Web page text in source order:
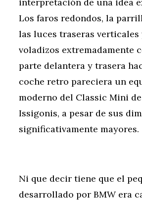
interpretación de una idea
Los faros redondos, la
las luces traseras verticales
voladizos extremadamente
parte delantera y trasera
coche retro pareciera un
moderno del Classic Mini
Issigonis, a pesar de sus
significativamente mayores.
Ni que decir tiene que el
desarrollado por BMW era